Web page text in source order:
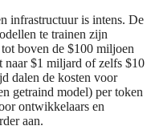
infrastructuur is intens. De
te trainen zijn
boven de $100 miljoen
naar $1 miljard of zelfs $10
dalen de kosten voor
getraind model) per token
ontwikkelaars en
aan.